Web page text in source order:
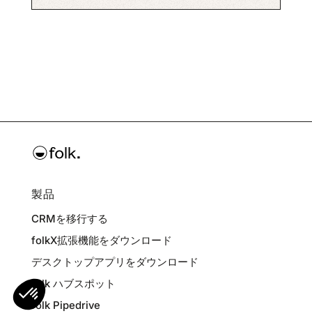
製品
CRMを移行する
folkX拡張機能をダウンロード
デスクトップアプリをダウンロード
folk ハブスポット
folk Pipedrive